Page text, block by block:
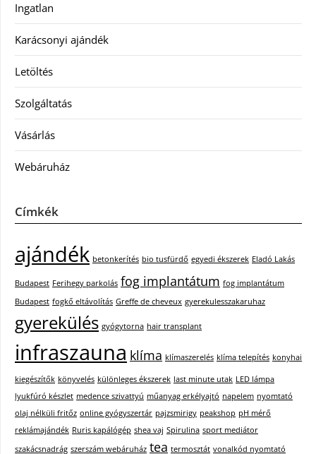
Ingatlan
Karácsonyi ajándék
Letöltés
Szolgáltatás
Vásárlás
Webáruház
Címkék
ajándék betonkerítés bio tusfürdő egyedi ékszerek Eladó Lakás
Budapest Ferihegy parkolás fog implantátum fog implantátum
Budapest fogkő eltávolítás Greffe de cheveux gyerekulesszakaruhaz
gyerekülés gyógytorna hair transplant
infraszauna klíma klímaszerelés klíma telepítés konyhai
kiegészítők könyvelés különleges ékszerek last minute utak LED lámpa
lyukfúró készlet medence szivattyú műanyag erkélyajtó napelem nyomtató
olaj nélküli fritőz online gyógyszertár pajzsmirigy peakshop pH mérő
reklámajándék Ruris kapálógép shea vaj Spirulina sport mediátor
szakácsnadrág szerszám webáruház tea termosztát vonalkód nyomtató